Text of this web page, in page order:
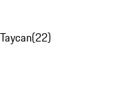
Taycan(22)